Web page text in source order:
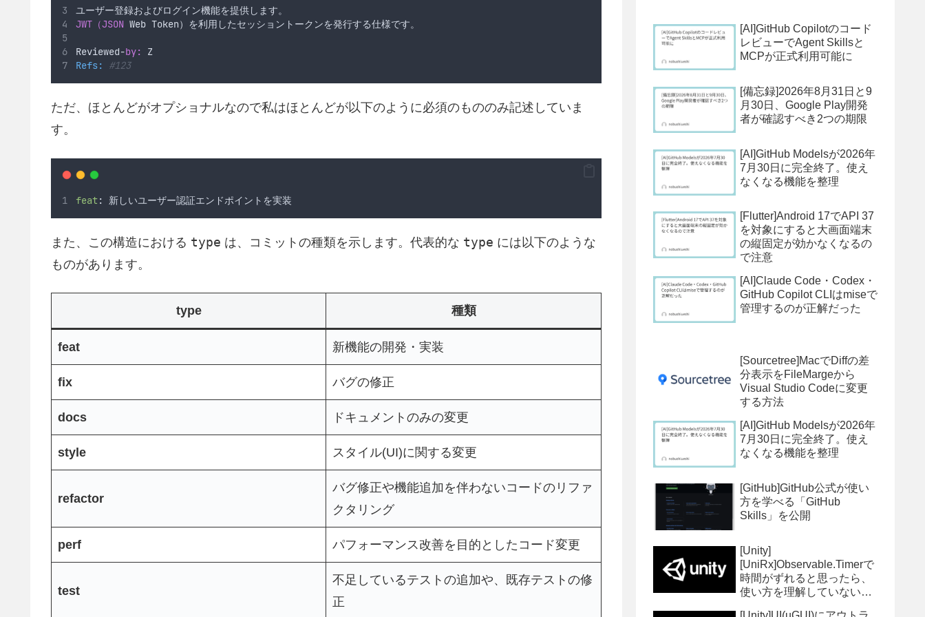
ユーザー登録およびログイン機能を提供します。
JWT（JSON Web Token）を利用したセッショントークンを発行する仕様です。
Reviewed-by: Z
Refs:
#123
ただ、ほとんどがオプショナルなので私はほとんどが以下のように必須のもののみ記述していま
す。
feat: 新しいユーザー認証エンドポイントを実装
また、この構造における type は、コミットの種類を示します。代表的な type には以下のような
ものがあります。
type 種類
feat 新機能の開発・実装
fix バグの修正
docs ドキュメントのみの変更
style スタイル(UI)に関する変更
refactor
バグ修正や機能追加を伴わないコードのリファ
クタリング
perf パフォーマンス改善を目的としたコード変更
test
不足しているテストの追加や、既存テストの修
正
[AI]GitHub Copilotのコード
レビューでAgent Skillsと
MCPが正式利用可能に
[備忘録]2026年8月31日と9
月30日、Google Play開発
者が確認すべき2つの期限
[AI]GitHub Modelsが2026年
7月30日に完全終了。使え
なくなる機能を整理
[Flutter]Android 17でAPI 37
を対象にすると大画面端末
の縦固定が効かなくなるの
で注意
[AI]Claude Code・Codex・
GitHub Copilot CLIはmiseで
管理するのが正解だった
[Sourcetree]MacでDiffの差
分表示をFileMargeから
Visual Studio Codeに変更
する方法
[AI]GitHub Modelsが2026年
7月30日に完全終了。使え
なくなる機能を整理
[GitHub]GitHub公式が使い
方を学べる「GitHub
Skills」を公開
[Unity]
[UniRx]Observable.Timerで
時間がずれると思ったら、
使い方を理解していないせ